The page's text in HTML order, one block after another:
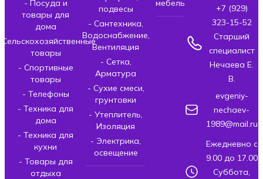
- Посуда и
товары для
дома
товары
- Спортивные
товары
- Телефоны
- Техника для
дома
- Техника для
кухни
- Товары для
отдыха
подвесы
- Сантехника,
Водоснабжение,
Вентиляция
- Сетка,
Арматура
- Сухие смеси,
грунтовки
- Утеплитель,
Изоляция
- Электрика,
освещение
мебель
+7 (929)
323-15-52
Старший
специалист
Нечаева Е.
В.
evgeniy-
nechaev-
1989@mail.ru
Ежедневно с
9.00 до 17.00
Суббота,